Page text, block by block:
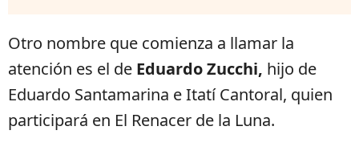
Otro nombre que comienza a llamar la
atención es el de Eduardo Zucchi, hijo de
Eduardo Santamarina e Itatí Cantoral, quien
participará en El Renacer de la Luna.